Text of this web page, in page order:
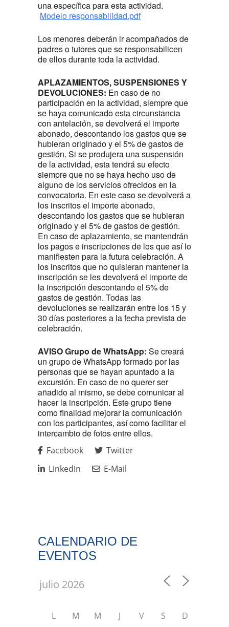
una específica para esta actividad.
Modelo responsabilidad.pdf
Los menores deberán ir acompañados de
padres o tutores que se responsabilicen
de ellos durante toda la actividad.
APLAZAMIENTOS, SUSPENSIONES Y
DEVOLUCIONES: En caso de no
participación en la actividad, siempre que
se haya comunicado esta circunstancia
con antelación, se devolverá el importe
abonado, descontando los gastos que se
hubieran originado y el 5% de gastos de
gestión. Si se produjera una suspensión
de la actividad, esta tendrá su efecto
siempre que no se haya hecho uso de
alguno de los servicios ofrecidos en la
convocatoria. En este caso se devolverá a
los inscritos el importe abonado,
descontando los gastos que se hubieran
originado y el 5% de gastos de gestión.
En caso de aplazamiento, se mantendrán
los pagos e inscripciones de los que así lo
manifiesten para la futura celebración. A
los inscritos que no quisieran mantener la
inscripción se les devolverá el importe de
la inscripción descontando el 5% de
gastos de gestión. Todas las
devoluciones se realizarán entre los 15 y
30 días posteriores a la fecha prevista de
celebración.
AVISO Grupo de WhatsApp: Se creará
un grupo de WhatsApp formado por las
personas que se hayan apuntado a la
excursión. En caso de no querer ser
añadido al mismo, se debe comunicar al
hacer la inscripción. Este grupo tiene
como finalidad mejorar la comunicación
con los participantes, así como facilitar el
intercambio de fotos entre ellos.
Facebook
Twitter
LinkedIn
E-Mail
CALENDARIO DE
EVENTOS
L M M J V S D